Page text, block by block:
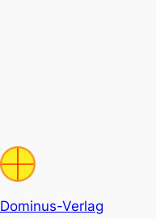
Dominus-Verlag